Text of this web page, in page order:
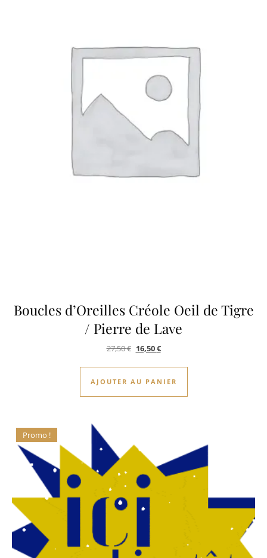
Boucles d’Oreilles Créole Oeil de Tigre
/ Pierre de Lave
27,50€ Le prix initial était : 27,50 €.
16,50€Le prix actuel est : 16,50 €.
AJOUTER AU PANIER
Promo !